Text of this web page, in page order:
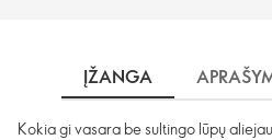
ĮŽANGA
Kokia gi vasara be sultingo lūpų